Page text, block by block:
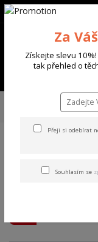
+420 702 136 620
TRIKA
Regular T-Shirt white 4XL
People
Za
Získejte slevu
tak přehled o
Přeji si odebírat
Souhlasím se